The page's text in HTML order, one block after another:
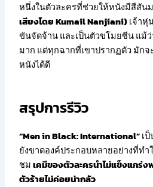
หนึ่งในตัวละครที่ช่วยให้หนังมีสีสั
เสียงโดย Kumail Nanjiani)เจ้าหุ่
ขันจัดจ้าน และเป็นตัวขโมยซีน แม้
มาก แต่ทุกฉากที่เขาปรากฏตัว มัก
หนังได้ดี
สรุปการรีวิว
“Men in Black: International”เ
ยังขาดองค์ประกอบหลายอย่างที่ทำ
ชมเคมีของตัวละครนำไม่แข็งแกร่
ตัวร้ายไม่ค่อยน่ากลัว